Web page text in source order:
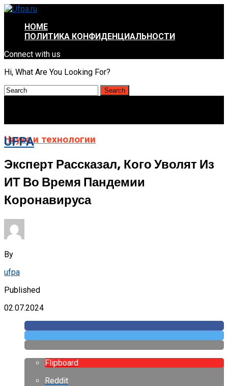
HOME
ПОЛИТИКА КОНФИДЕНЦИАЛЬНОСТИ
Connect with us
Hi, What Are You Looking For?
UFPA
Наука и технологии
Эксперт Рассказал, Кого Уволят Из
ИТ Во Время Пандемии
Коронавируса
By
ufpa
Published
02.07.2024
Flipboard
Reddit